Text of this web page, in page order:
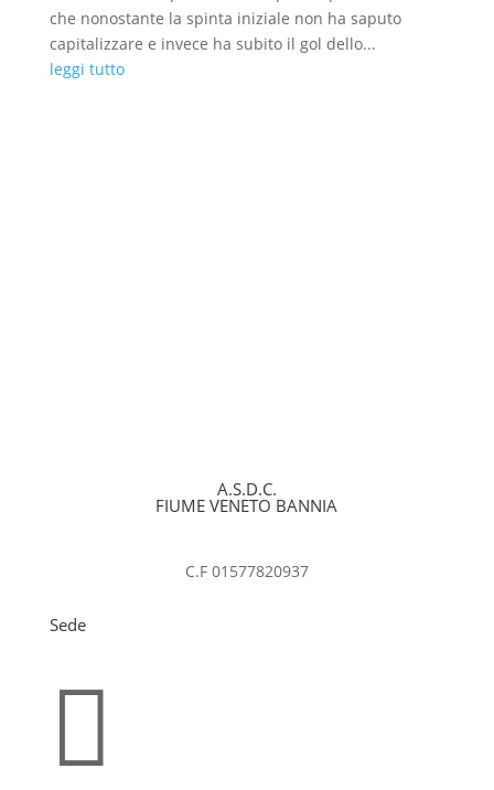
che nonostante la spinta iniziale non ha saputo
capitalizzare e invece ha subito il gol dello...
leggi tutto
A.S.D.C.
FIUME VENETO BANNIA
C.F 01577820937
Sede
